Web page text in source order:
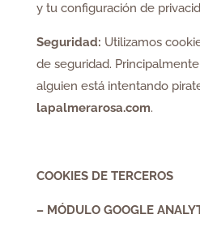
y tu configuración de
Seguridad: Utilizamos
de seguridad.
alguien está intentando
lapalmerarosa.com.
COOKIES DE TERCEROS
– MÓDULO GOOGLE